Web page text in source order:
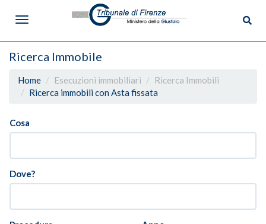
Ricerca Immobile
Home Esecuzioni immobiliari
Ricerca Immobili
Ricerca immobili con Asta fissata
Cosa
Dove?